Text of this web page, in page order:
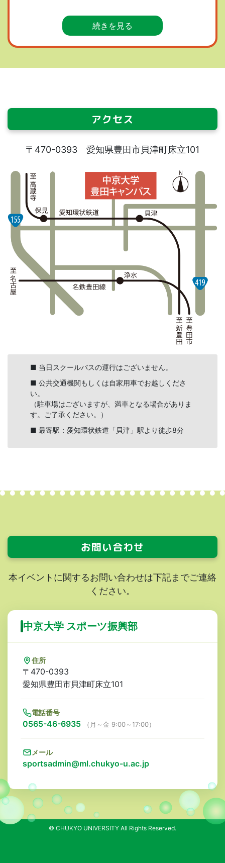
続きを見る
アクセス
〒470-0393 愛知県豊田市貝津町床立101
■ 当日スクールバスの運行はございません。
■ 公共交通機関もしくは自家用車でお越しくださ
い。
（駐車場はございますが、満車となる場合がありま
す。ご了承ください。）
■ 最寄駅：愛知環状鉄道「貝津」駅より徒歩8分
お問い合わせ
本イベントに関するお問い合わせは下記までご連絡
ください。
中京大学 スポーツ振興部
住所
〒470-0393
愛知県豊田市貝津町床立101
電話番号
0565-46-6935 （月～金 9:00～17:00）
メール
sportsadmin@ml.chukyo-u.ac.jp
© CHUKYO UNIVERSITY All Rights Reserved.